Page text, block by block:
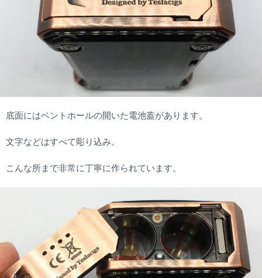
底面にはベントホールの開いた電池蓋があります。
文字などはすべて彫り込み。
こんな所まで非常に丁寧に作られています。